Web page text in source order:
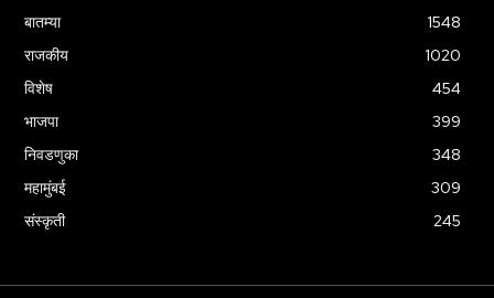
बातम्या
1548
राजकीय
1020
विशेष
454
भाजपा
399
निवडणुका
348
महामुंबई
309
संस्कृती
245